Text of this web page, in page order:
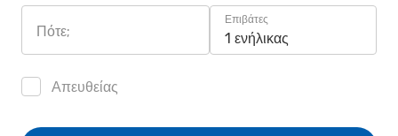
Πότε;
Επιβάτες
1 ενήλικας
Απευθείας